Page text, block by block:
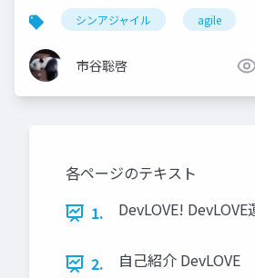
シンアジャイル agile
市谷聡啓
各ページのテキスト
1.
DevLOVE!
2. 自己紹介 DevLOVE